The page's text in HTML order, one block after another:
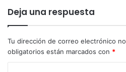
Deja una respuesta
Tu dirección de correo electrónico
obligatorios están marcados con *